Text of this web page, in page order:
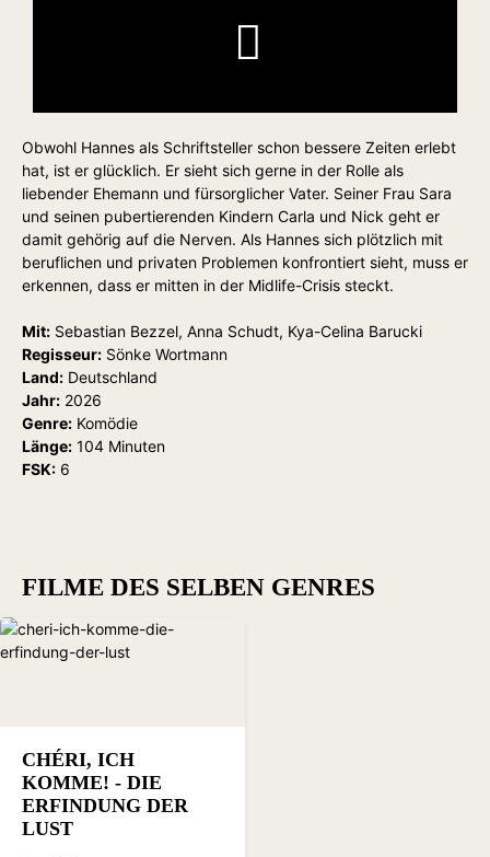
Obwohl Hannes als Schriftsteller schon bessere Zeiten erlebt
hat, ist er glücklich. Er sieht sich gerne in der Rolle als
liebender Ehemann und fürsorglicher Vater. Seiner Frau Sara
und seinen pubertierenden Kindern Carla und Nick geht er
damit gehörig auf die Nerven. Als Hannes sich plötzlich mit
beruflichen und privaten Problemen konfrontiert sieht, muss er
erkennen, dass er mitten in der Midlife-Crisis steckt.
Mit: Sebastian Bezzel, Anna Schudt, Kya-Celina Barucki
Regisseur: Sönke Wortmann
Land: Deutschland
Jahr: 2026
Genre: Komödie
Länge: 104 Minuten
FSK: 6
FILME DES SELBEN GENRES
CHÉRI, ICH
KOMME! - DIE
ERFINDUNG DER
LUST